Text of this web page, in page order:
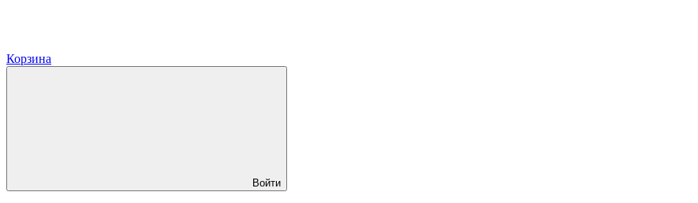
Корзина
Войти